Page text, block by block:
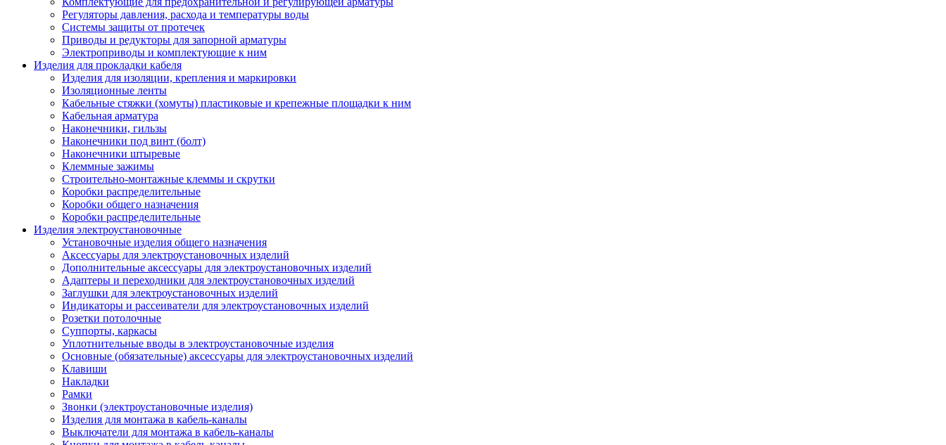
Регуляторы давления, расхода и температуры воды
Системы защиты от протечек
Приводы и редукторы для запорной арматуры
Электроприводы и комплектующие к ним
Изделия для прокладки кабеля
Изделия для изоляции, крепления и маркировки
Изоляционные ленты
Кабельные стяжки (хомуты) пластиковые и крепежные площадки к ним
Кабельная арматура
Наконечники, гильзы
Наконечники под винт (болт)
Наконечники штыревые
Клеммные зажимы
Строительно-монтажные клеммы и скрутки
Коробки распределительные
Коробки общего назначения
Коробки распределительные
Изделия электроустановочные
Установочные изделия общего назначения
Аксессуары для электроустановочных изделий
Дополнительные аксессуары для электроустановочных изделий
Адаптеры и переходники для электроустановочных изделий
Заглушки для электроустановочных изделий
Индикаторы и рассеиватели для электроустановочных изделий
Розетки потолочные
Суппорты, каркасы
Уплотнительные вводы в электроустановочные изделия
Основные (обязательные) аксессуары для электроустановочных изделий
Клавиши
Накладки
Рамки
Звонки (электроустановочные изделия)
Изделия для монтажа в кабель-каналы
Выключатели для монтажа в кабель-каналы